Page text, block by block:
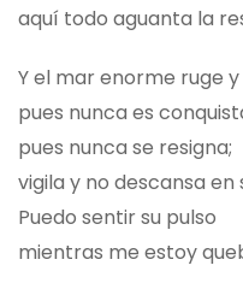
aquí todo aguanta la
Y el mar enorme ruge
pues nunca es
pues nunca se resigna;
vigila y no descansa en
Puedo sentir su pulso
mientras me estoy